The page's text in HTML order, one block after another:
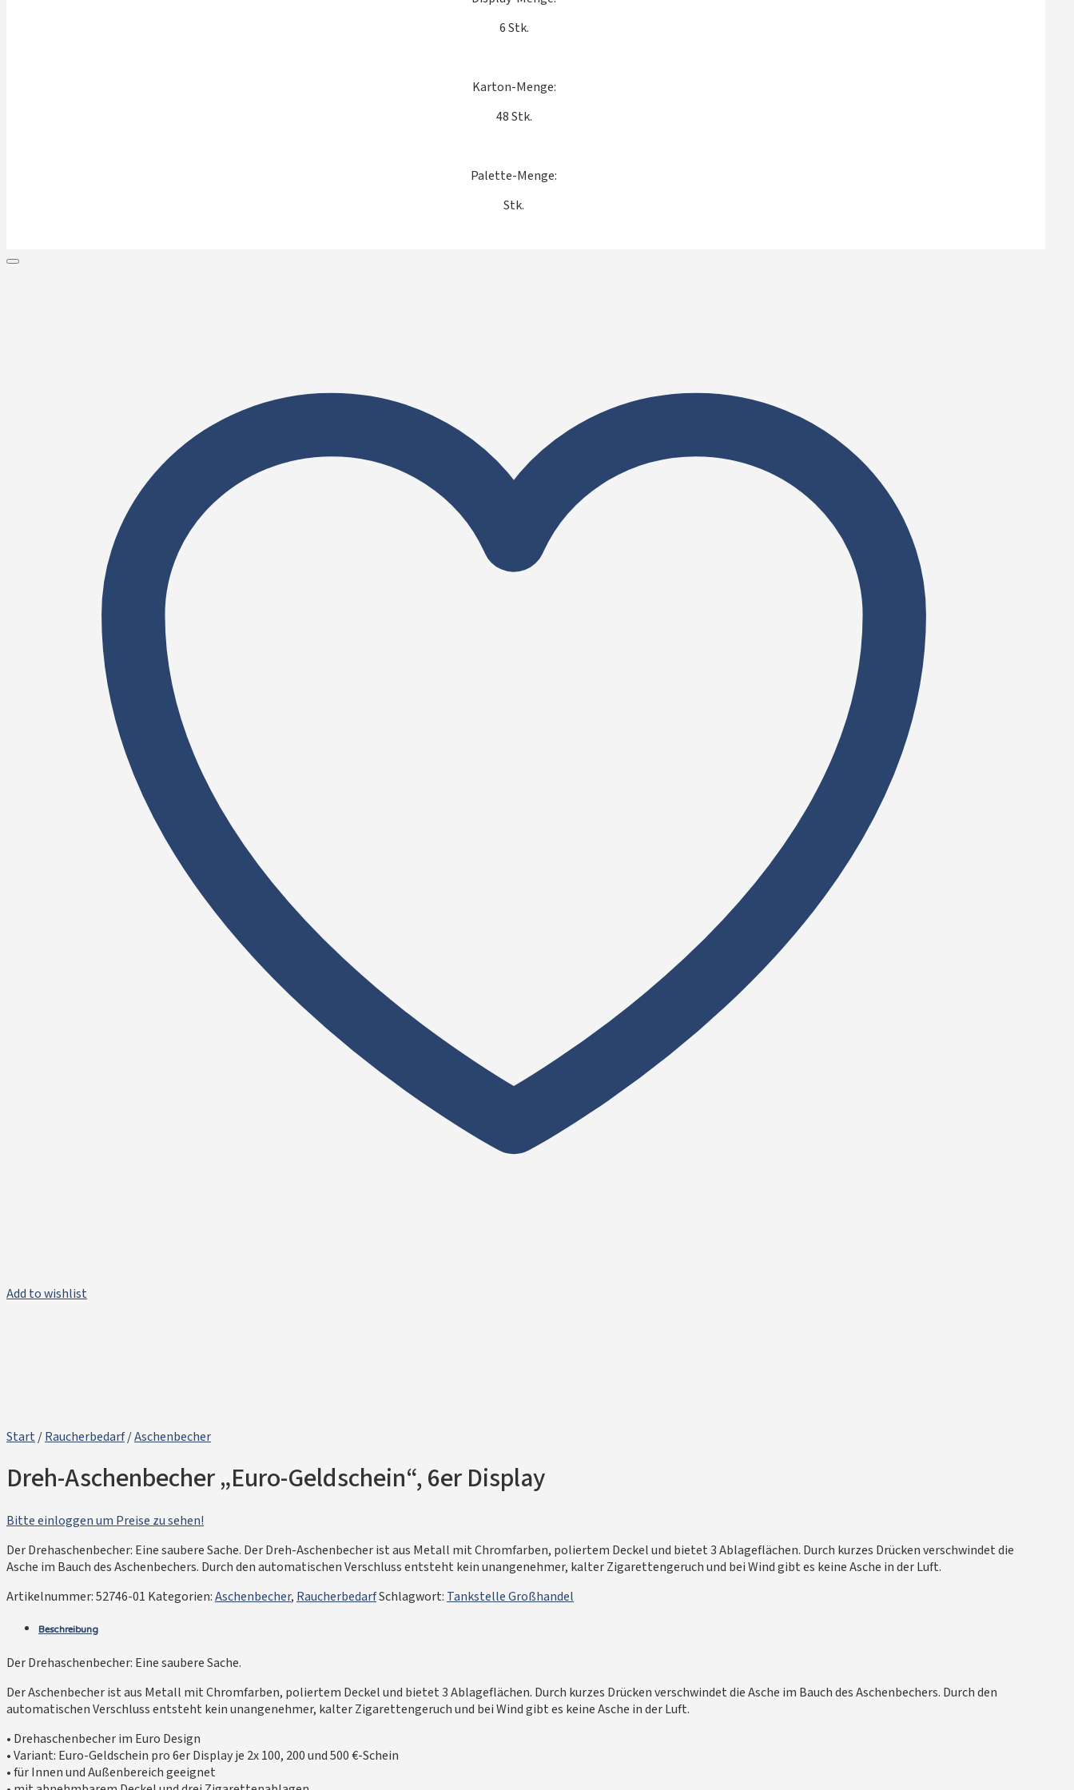
6 Stk.
Karton-Menge:
48 Stk.
Palette-Menge:
Stk.
Add to wishlist
Start/Raucherbedarf/Aschenbecher
Dreh-Aschenbecher „Euro-Geldschein“, 6er Display
Bitte einloggen um Preise zu sehen!
Der Drehaschenbecher: Eine saubere Sache. Der Dreh-Aschenbecher ist aus Metall mit Chromfarben, poliertem Deckel und bietet 3 Ablageflächen. Durch kurzes Drücken verschwindet die
Asche im Bauch des Aschenbechers. Durch den automatischen Verschluss entsteht kein unangenehmer, kalter Zigarettengeruch und bei Wind gibt es keine Asche in der Luft.
Artikelnummer:52746-01 Kategorien:Aschenbecher, RaucherbedarfSchlagwort: Tankstelle Großhandel
Beschreibung
Der Drehaschenbecher: Eine saubere Sache.
Der Aschenbecher ist aus Metall mit Chromfarben, poliertem Deckel und bietet 3 Ablageflächen. Durch kurzes Drücken verschwindet die Asche im Bauch des Aschenbechers. Durch den
automatischen Verschluss entsteht kein unangenehmer, kalter Zigarettengeruch und bei Wind gibt es keine Asche in der Luft.
• Drehaschenbecher im Euro Design
• Variant: Euro-Geldschein pro 6er Display je 2x 100, 200 und 500 €-Schein
• für Innen und Außenbereich geeignet